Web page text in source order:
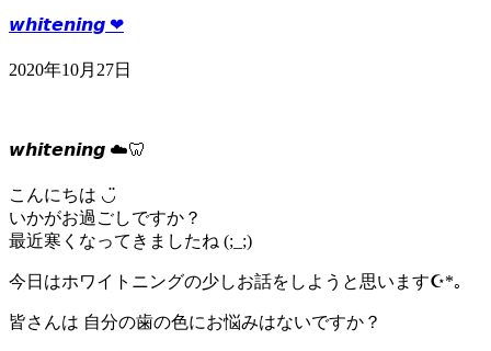
𝙬𝙝𝙞𝙩𝙚𝙣𝙞𝙣𝙜 ‪‪❤︎‬
2020年10月27日
𝙬𝙝𝙞𝙩𝙚𝙣𝙞𝙣𝙜 ☁️🦷
こんにちは ◡̈
いかがお過ごしですか？
最近寒くなってきましたね (;_;)
今日はホワイトニングの少しお話をしようと思います☪︎*｡
皆さんは 自分の歯の色にお悩みはないですか？